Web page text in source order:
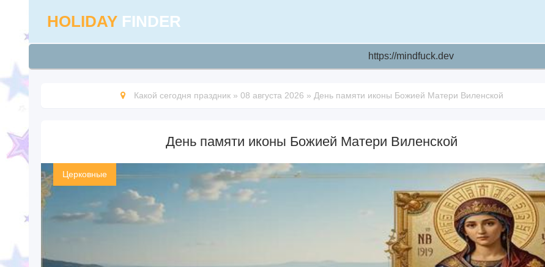
HOLIDAY FINDER
https://mindfuck.dev
Какой сегодня праздник » 08 августа 2026 » День памяти иконы Божией Матери Виленской
День памяти иконы Божией Матери Виленской
Церковные